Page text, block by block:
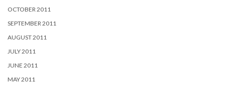
OCTOBER 2011
SEPTEMBER 2011
AUGUST 2011
JULY 2011
JUNE 2011
MAY 2011